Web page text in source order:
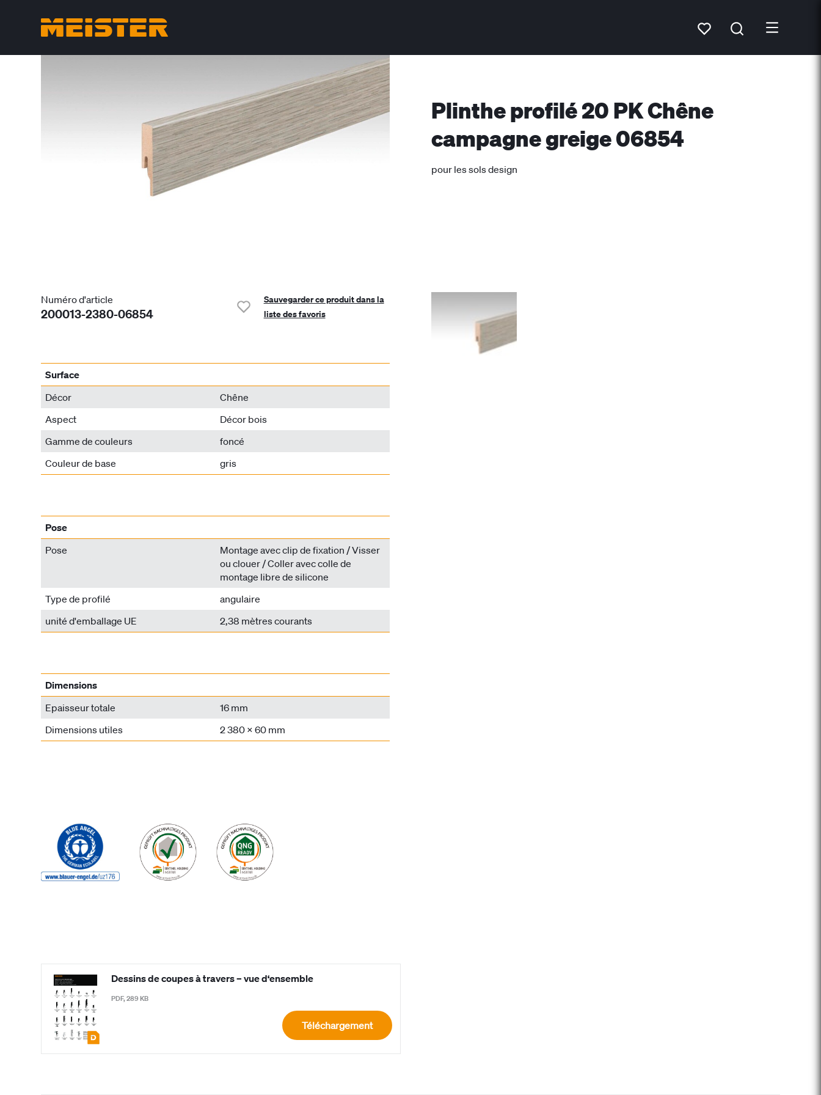
Plinthe profilé 20 PK Chêne
campagne greige 06854
pour les sols design
Numéro d'article
200013-2380-06854
Sauvegarder ce produit dans la
liste des favoris
Surface
Décor
Chêne
Aspect
Décor bois
Gamme de couleurs
foncé
Couleur de base
gris
Pose
Pose
Montage avec clip de fixation / Visser
ou clouer / Coller avec colle de
montage libre de silicone
Type de profilé
angulaire
unité d'emballage UE
2,38 mètres courants
Dimensions
Epaisseur totale
16 mm
Dimensions utiles
2 380 x 60 mm
Dessins de coupes à travers – vue d‘ensemble
PDF, 289 KB
Téléchargement